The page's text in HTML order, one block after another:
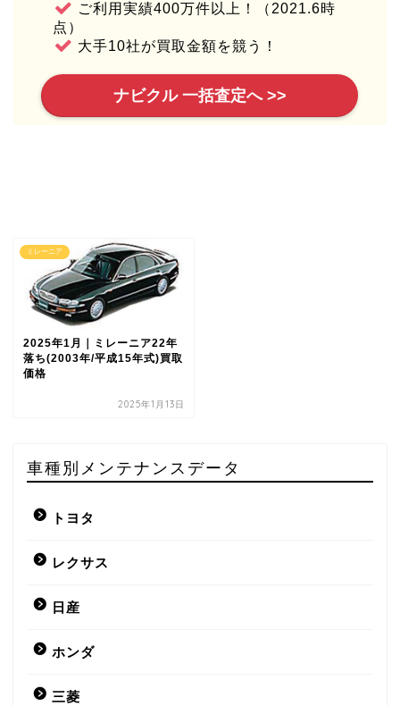
ご利用実績400万件以上！（2021.6時
点）
大手10社が買取金額を競う！
ナビクル 一括査定へ >>
ミレーニア
2025年1月｜ミレーニア22年
落ち(2003年/平成15年式)買取
価格
2025年1月13日
車種別メンテナンスデータ
トヨタ
レクサス
日産
ホンダ
三菱